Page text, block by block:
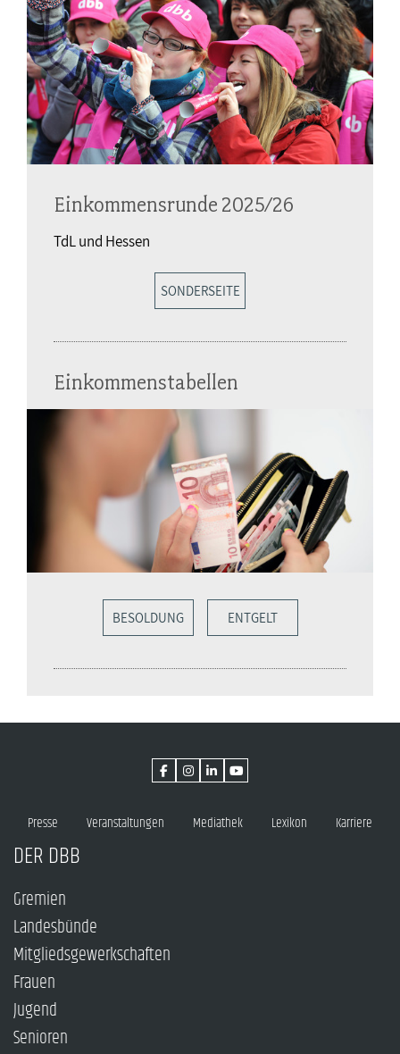
Einkommensrunde 2025/26
TdL und Hessen
SONDERSEITE
Einkommenstabellen
BESOLDUNG ENTGELT
Presse Veranstaltungen Mediathek Lexikon Karriere
DER DBB
Gremien
Landesbünde
Mitgliedsgewerkschaften
Frauen
Jugend
Senioren